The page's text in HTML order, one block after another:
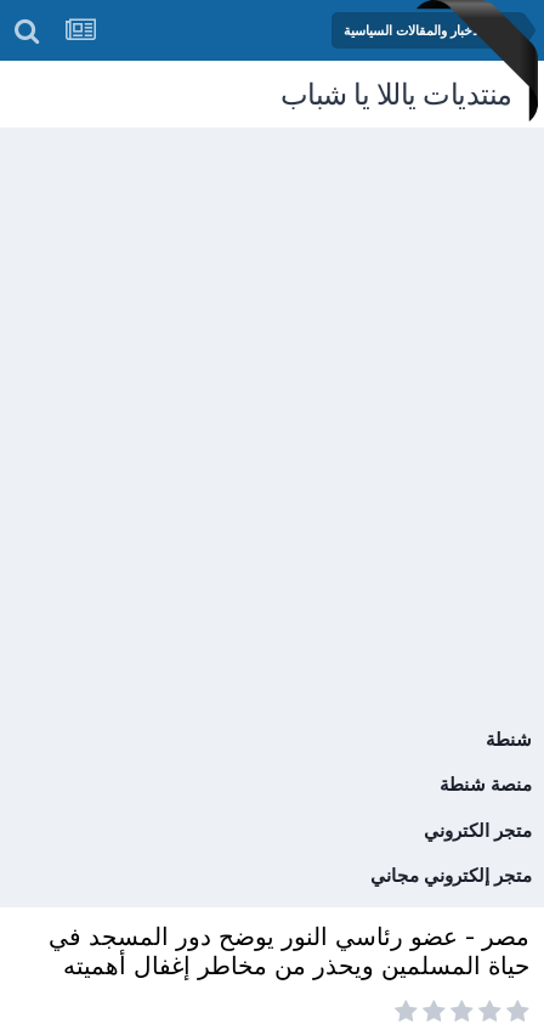
منتدى الأخبار والمقالات السياسية
منتديات ياللا يا شباب
شنطة
منصة شنطة
متجر الكتروني
متجر إلكتروني مجاني
مصر - عضو رئاسي النور يوضح دور المسجد في
حياة المسلمين ويحذر من مخاطر إغفال أهميته